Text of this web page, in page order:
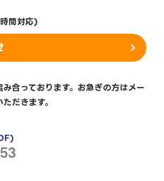
間対応)
み合っております。お急ぎの方はメー
だきます。